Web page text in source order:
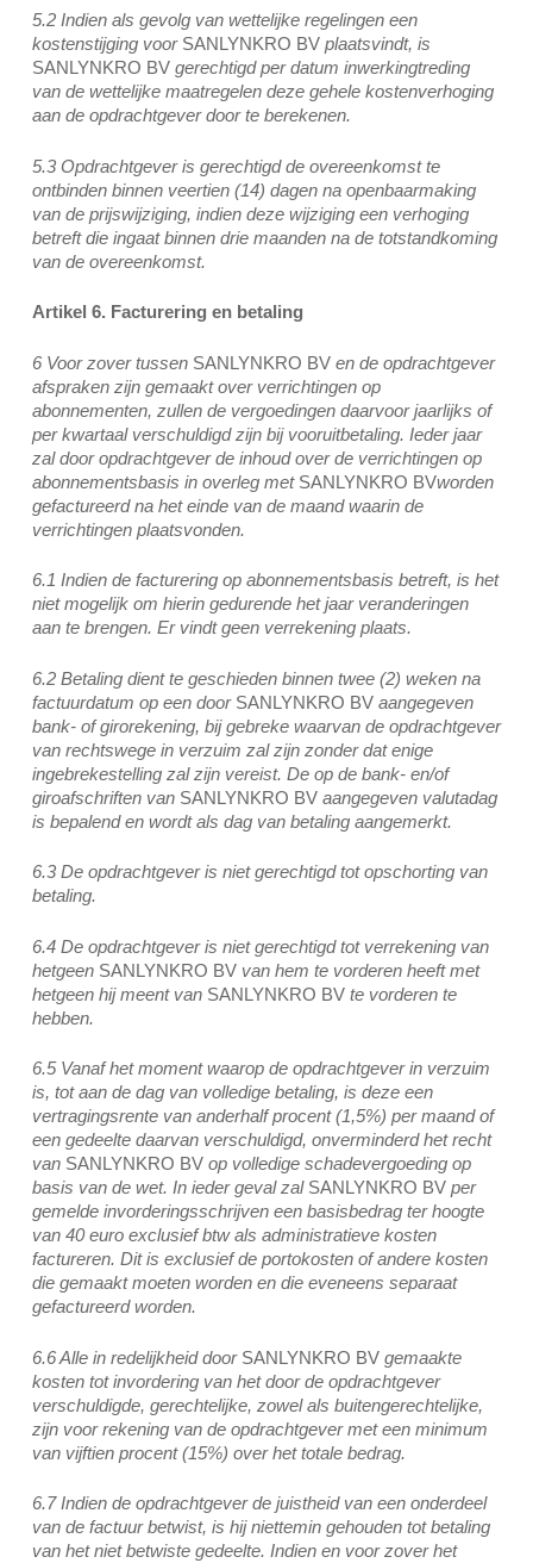
5.2 Indien als gevolg van wettelijke regelingen een
kostenstijging voor SANLYNKRO BVplaatsvindt, is
SANLYNKRO BVgerechtigd per datum inwerkingtreding
van de wettelijke maatregelen deze gehele kostenverhoging
aan de opdrachtgever door te berekenen.
5.3 Opdrachtgever is gerechtigd de overeenkomst te
ontbinden binnen veertien (14) dagen na openbaarmaking
van de prijswijziging, indien deze wijziging een verhoging
betreft die ingaat binnen drie maanden na de totstandkoming
van de overeenkomst.
Artikel 6. Facturering en betaling
6 Voor zover tussen SANLYNKRO BVen de opdrachtgever
afspraken zijn gemaakt over verrichtingen op
abonnementen, zullen de vergoedingen daarvoor jaarlijks of
per kwartaal verschuldigd zijn bij vooruitbetaling. Ieder jaar
zal door opdrachtgever de inhoud over de verrichtingen op
abonnementsbasis in overleg met SANLYNKRO BVworden
gefactureerd na het einde van de maand waarin de
verrichtingen plaatsvonden.
6.1 Indien de facturering op abonnementsbasis betreft, is het
niet mogelijk om hierin gedurende het jaar veranderingen
aan te brengen. Er vindt geen verrekening plaats.
6.2 Betaling dient te geschieden binnen twee (2) weken na
factuurdatum op een door SANLYNKRO BVaangegeven
bank- of girorekening, bij gebreke waarvan de opdrachtgever
van rechtswege in verzuim zal zijn zonder dat enige
ingebrekestelling zal zijn vereist. De op de bank- en/of
giroafschriften van SANLYNKRO BVaangegeven valutadag
is bepalend en wordt als dag van betaling aangemerkt.
6.3 De opdrachtgever is niet gerechtigd tot opschorting van
betaling.
6.4 De opdrachtgever is niet gerechtigd tot verrekening van
hetgeen SANLYNKRO BVvan hem te vorderen heeft met
hetgeen hij meent van SANLYNKRO BVte vorderen te
hebben.
6.5 Vanaf het moment waarop de opdrachtgever in verzuim
is, tot aan de dag van volledige betaling, is deze een
vertragingsrente van anderhalf procent (1,5%) per maand of
een gedeelte daarvan verschuldigd, onverminderd het recht
van SANLYNKRO BVop volledige schadevergoeding op
basis van de wet. In ieder geval zal SANLYNKRO BV per
gemelde invorderingsschrijven een basisbedrag ter hoogte
van 40 euro exclusief btw als administratieve kosten
factureren. Dit is exclusief de portokosten of andere kosten
die gemaakt moeten worden en die eveneens separaat
gefactureerd worden.
6.6 Alle in redelijkheid door SANLYNKRO BVgemaakte
kosten tot invordering van het door de opdrachtgever
verschuldigde, gerechtelijke, zowel als buitengerechtelijke,
zijn voor rekening van de opdrachtgever met een minimum
van vijftien procent (15%) over het totale bedrag.
6.7 Indien de opdrachtgever de juistheid van een onderdeel
van de factuur betwist, is hij niettemin gehouden tot betaling
van het niet betwiste gedeelte. Indien en voor zover het